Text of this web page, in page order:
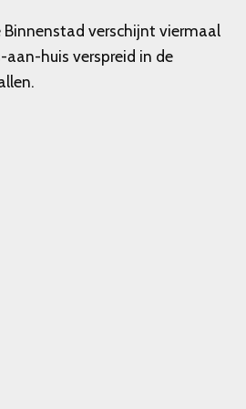
Binnenstad verschijnt viermaal
aan-huis verspreid in de